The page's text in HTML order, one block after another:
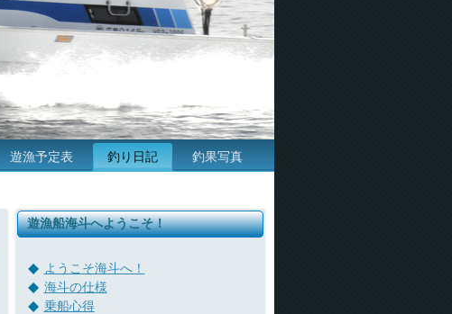
遊漁予定表 釣り日記 釣果写真
遊漁船海斗へようこそ！
ようこそ海斗へ！
海斗の仕様
乗船心得